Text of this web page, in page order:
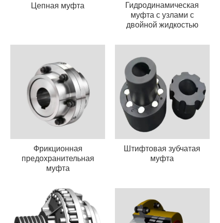
Цепная муфта
Гидродинамическая
муфта с узлами с
двойной жидкостью
Фрикционная
предохранительная
муфта
Штифтовая зубчатая
муфта